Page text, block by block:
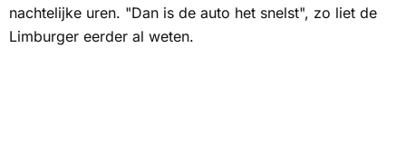
nachtelijke uren. "Dan is de auto het snelst", zo liet de
Limburger eerder al weten.